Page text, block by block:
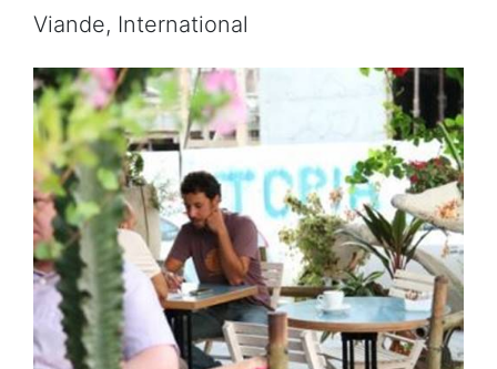
Viande, International